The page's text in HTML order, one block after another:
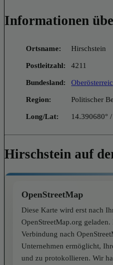
Informationen
Ortsname: Hirschstein
Postleitzahl: 4211
Bundesland:
Region: Politischer
Long/Lat: 14.390680°
Hirschstein auf
OpenStreetMap
Diese Karte wird erst nach
OpenStreetMap.org
Verbindung nach
Unternehmen ermöglicht,
und zu protokollieren. Wir